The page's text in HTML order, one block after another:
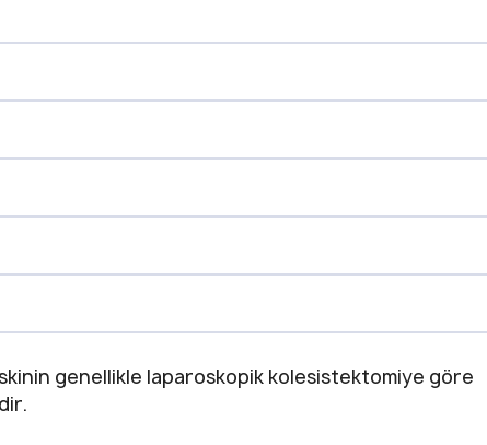
genellikle laparoskopik kolesistektomiye göre